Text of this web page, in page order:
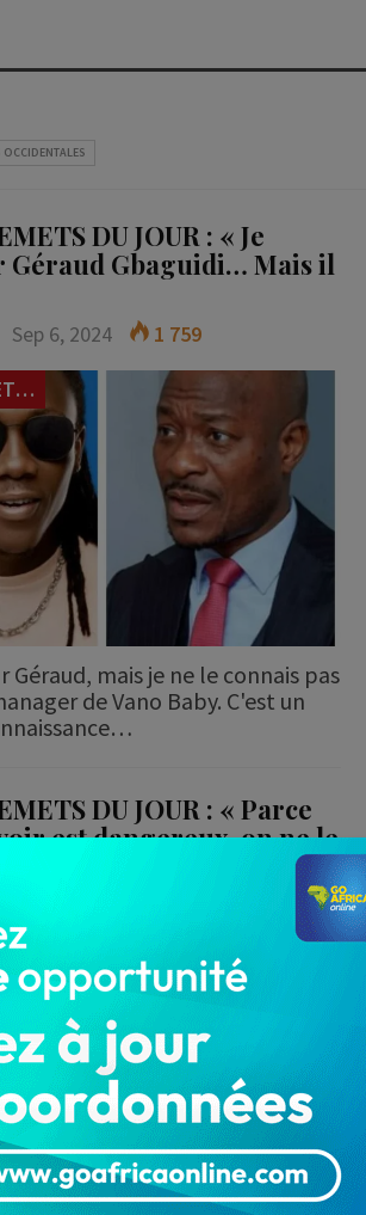
OCCIDENTALES
DU JOUR : « Je
Géraud Gbaguidi… Mais il
Sep 6, 2024
1 759
LES GUILLEMETS DU JOUR
Géraud, mais je ne le connais pas
de Vano Baby. C'est un
DU JOUR : « Parce
est dangereux, on ne le
LES GUILLEMETS DU JOUR